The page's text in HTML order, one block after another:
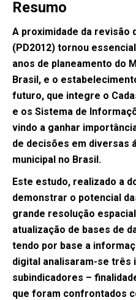
Resumo
A proximidade da revisão
(PD2012) tornou
anos de planeamento do
Brasil, e o
futuro, que integre o
e os Sistema de
vindo a ganhar
de decisões em diversas
municipal no Brasil.
Este estudo, realizado a
demonstrar o potencial
grande resolução
atualização de bases de
tendo por base a
digital analisaram-se
subindicadores –
que foram confrontados